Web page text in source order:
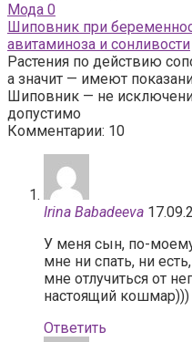
Мода 0
Шиповник при
авитаминоза и сонливости
Растения по действию
а значит — имеют
Шиповник — не
допустимо
Комментарии: 10
Irina Babadeeva
У меня сын, по-
мне ни спать, ни
мне отлучиться от
настоящий кошмар)))
Ответить